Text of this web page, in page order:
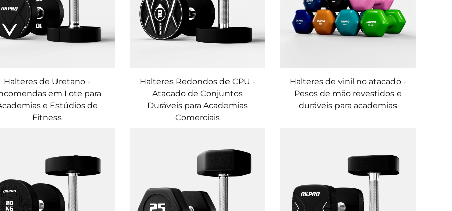
Halteres de Uretano -
em Lote para
e Estúdios de
Fitness
Halteres Redondos de CPU -
Atacado de Conjuntos
Duráveis para Academias
Comerciais
Halteres de vinil no atacado -
Pesos de mão revestidos e
duráveis para academias